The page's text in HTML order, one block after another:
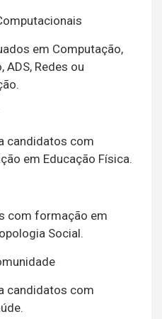
em Computação,
Redes ou
candidatos com
em Educação Física.
com formação em
Social.
candidatos com